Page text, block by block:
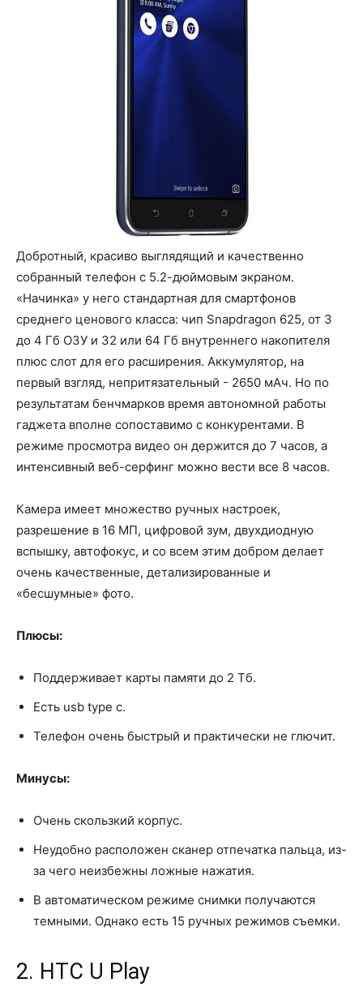
Добротный, красиво выглядящий и качественно
собранный телефон с 5.2-дюймовым экраном.
«Начинка» у него стандартная для смартфонов
среднего ценового класса: чип Snapdragon 625, от 3
до 4 Гб ОЗУ и 32 или 64 Гб внутреннего накопителя
плюс слот для его расширения. Аккумулятор, на
первый взгляд, непритязательный - 2650 мАч. Но по
результатам бенчмарков время автономной работы
гаджета вполне сопоставимо с конкурентами. В
режиме просмотра видео он держится до 7 часов, а
интенсивный веб-серфинг можно вести все 8 часов.
Камера имеет множество ручных настроек,
разрешение в 16 МП, цифровой зум, двухдиодную
вспышку, автофокус, и со всем этим добром делает
очень качественные, детализированные и
«бесшумные» фото.
Плюсы:
Поддерживает карты памяти до 2 Тб.
Есть usb type c.
Телефон очень быстрый и практически не глючит.
Минусы:
Очень скользкий корпус.
Неудобно расположен сканер отпечатка пальца, из-
за чего неизбежны ложные нажатия.
В автоматическом режиме снимки получаются
темными. Однако есть 15 ручных режимов съемки.
2. HTC U Play